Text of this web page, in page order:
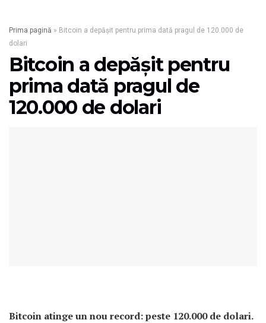
Prima pagină » Bitcoin a depăşit pentru prima dată pragul de 120.000 de
dolari
Bitcoin a depăşit pentru
prima dată pragul de
120.000 de dolari
Bitcoin atinge un nou record: peste 120.000 de dolari.